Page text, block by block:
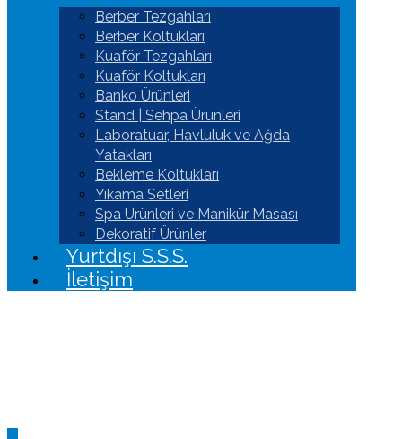
Berber Tezgahları
Berber Koltukları
Kuaför Tezgahları
Kuaför Koltukları
Banko Ürünleri
Stand | Sehpa Ürünleri
Laboratuar, Havluluk ve Ağda
Yatakları
Bekleme Koltukları
Yıkama Setleri
Spa Ürünleri ve Manikür Masası
Dekoratif Ürünler
Yurtdışı S.S.S.
İletişim